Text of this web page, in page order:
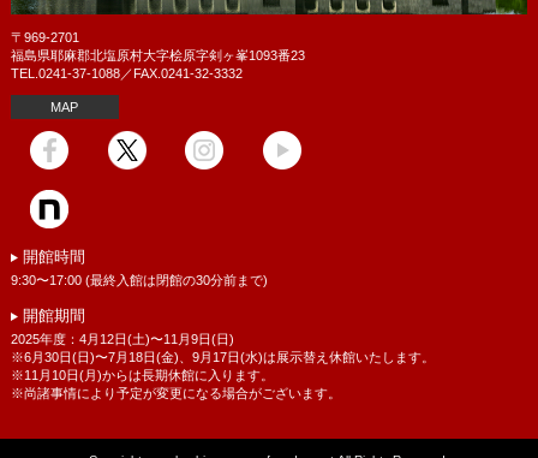
目的に限定して、適法かつ公正な手段によって利用させていただ
きます。
3.第三者への開示・提供について
当財団は、本サイトでご提供いただいたご利用者の個人情報を次
の例外を除き、いかなる第三者にも開示又は提供いたしません。
・上記第1項の目的のために、法第２３条第５項第１号ないし第３
理店や運送会社等)に開示を行う場合
・ご利用者の同意がある場合
・法令等に基づく場合
・人の生命、身体または財産の保護のために必要であり、ご利用
・公衆衛生の向上又は児童の健全な育成の推進のために特に必要
がある場合
・国の機関若しくは地方公共団体又はその委託を受けた者が法令
の定める事務を遂行することに対して協力する必要がある場合
4.セキュリティ
〒969-2701
福島県耶麻郡北塩原村大字桧原字剣ヶ峯1093番23
TEL.0241-37-1088／FAX.0241-32-3332
MAP
開館時間
9:30〜17:00 (最終入館は閉館の30分前まで)
開館期間
2025年度：4月12日(土)〜11月9日(日)
※6月30日(日)〜7月18日(金)、9月17日(水)は展示替え休館いたします。
※11月10日(月)からは長期休館に入ります。
※尚諸事情により予定が変更になる場合がございます。